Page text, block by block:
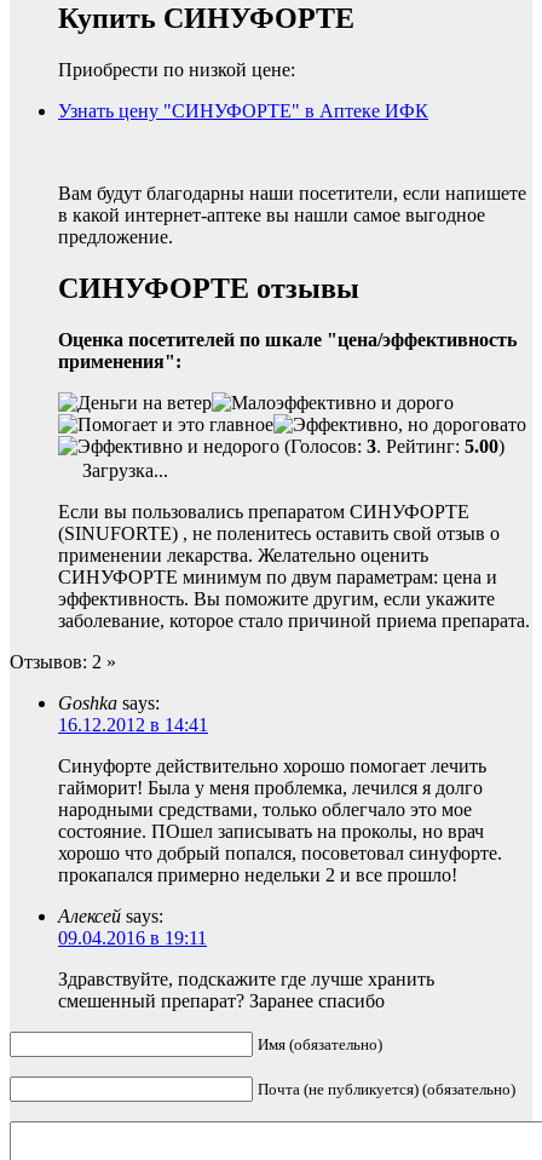
Купить СИНУФОРТЕ
Приобрести по низкой цене:
Узнать цену "СИНУФОРТЕ" в Аптеке ИФК
Вам будут благодарны наши посетители, если напишете
в какой интернет-аптеке вы нашли самое выгодное
предложение.
СИНУФОРТЕ отзывы
Оценка посетителей по шкале "цена/эффективность
применения":
(Голосов: 3. Рейтинг: 5.00)
Загрузка...
Если вы пользовались препаратом СИНУФОРТЕ
(SINUFORTE) , не поленитесь оставить свой отзыв о
применении лекарства. Желательно оценить
СИНУФОРТЕ минимум по двум параметрам: цена и
эффективность. Вы поможите другим, если укажите
заболевание, которое стало причиной приема препарата.
Отзывов: 2 »
Goshka says:
16.12.2012 в 14:41
Синуфорте действительно хорошо помогает лечить
гайморит! Была у меня проблемка, лечился я долго
народными средствами, только облегчало это мое
состояние. ПОшел записывать на проколы, но врач
хорошо что добрый попался, посоветовал синуфорте.
прокапался примерно недельки 2 и все прошло!
Алексей says:
09.04.2016 в 19:11
Здравствуйте, подскажите где лучше хранить
смешенный препарат? Заранее спасибо
Имя (обязательно)
Почта (не публикуется) (обязательно)